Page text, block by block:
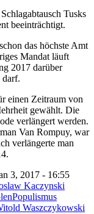
Tusks
beeinträchtigt.
das höchste Amt
Mandat läuft
2017 darüber
darf.
einen Zeitraum von
gewählt. Die
verlängert werden.
Van Rompuy, war
verlängerte man
3, 2017 - 16:55
Kaczynski
Populismus
Waszczykowski